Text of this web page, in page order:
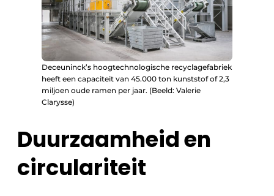
Deceuninck’s hoogtechnologische recyclagefabriek
heeft een capaciteit van 45.000 ton kunststof of 2,3
miljoen oude ramen per jaar. (Beeld: Valerie
Clarysse)
Duurzaamheid en
circulariteit